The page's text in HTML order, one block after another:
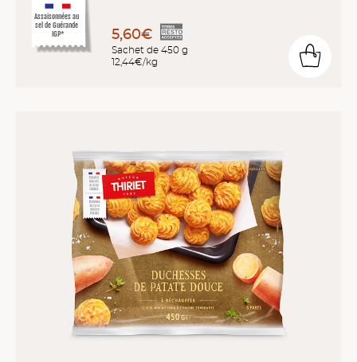
Assaisonnées au
sel de Guérande
IGP* 5,60€
Sachet de 450 g
12,44€/kg